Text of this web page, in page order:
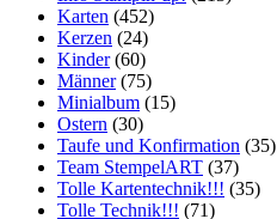
Karten (452)
Kerzen (24)
Kinder(60)
Männer(75)
Minialbum (15)
Ostern (30)
Taufe und Konfirmation (35)
Team StempelART (37)
Tolle Kartentechnik!!! (35)
Tolle Technik!!! (71)